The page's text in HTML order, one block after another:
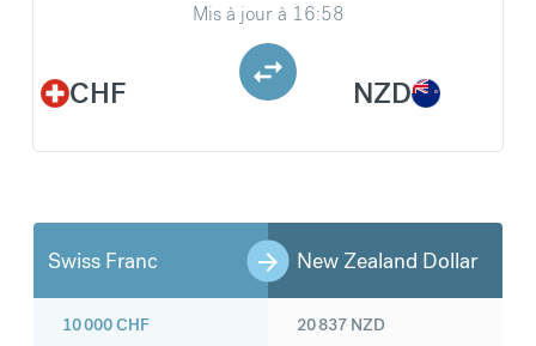
CHF
Mis à jour à 16:58
NZD
Swiss Franc New Zealand Dollar
10 000CHF 20 837 NZD